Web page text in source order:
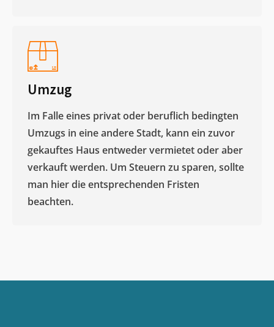
Umzug
Im Falle eines privat oder beruflich bedingten
Umzugs in eine andere Stadt, kann ein zuvor
gekauftes Haus entweder vermietet oder aber
verkauft werden. Um Steuern zu sparen, sollte
man hier die entsprechenden Fristen
beachten.